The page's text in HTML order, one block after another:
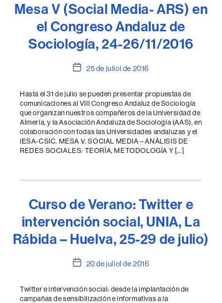
Mesa V (Social Media- ARS) en
el Congreso Andaluz de
Sociología, 24-26/11/2016
Data25 de juliol de 2016
Hasta el 31 de julio se pueden presentar propuestas de
comunicaciones al VIII Congreso Andaluz de Sociología
que organizan nuestros compañeros de la Universidad de
Almería, y la Asociación Andaluza de Sociología (AAS), en
colaboración con todas las Universidades andaluzas y el
IESA-CSIC. MESA V. SOCIAL MEDIA – ANÁLISIS DE
REDES SOCIALES: TEORÍA, METODOLOGÍA Y […]
Curso de Verano: Twitter e
intervención social, UNIA, La
Rábida – Huelva, 25-29 de julio)
Data20 de juliol de 2016
Twitter e intervención social: desde la implantación de
campañas de sensibilización e informativas a la